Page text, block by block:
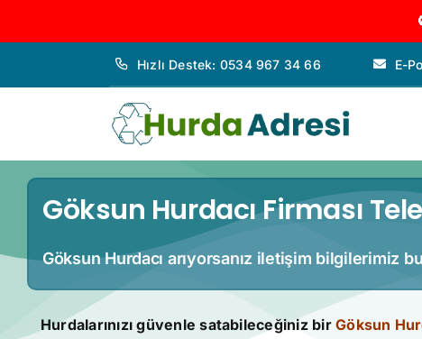
Hızlı Destek: 0534 967 34 66 E-
Göksun Hurdacı Firması
Göksun Hurdacı arıyorsanız iletişim bilgilerimiz
Hurdalarınızı güvenle satabileceğiniz birGöksun